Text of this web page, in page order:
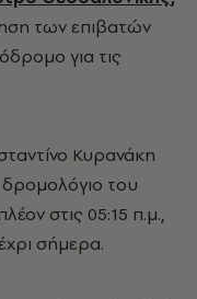
των επιβατών
για τις
Κυρανάκη
του
στις 05:15 π.μ.,
σήμερα.